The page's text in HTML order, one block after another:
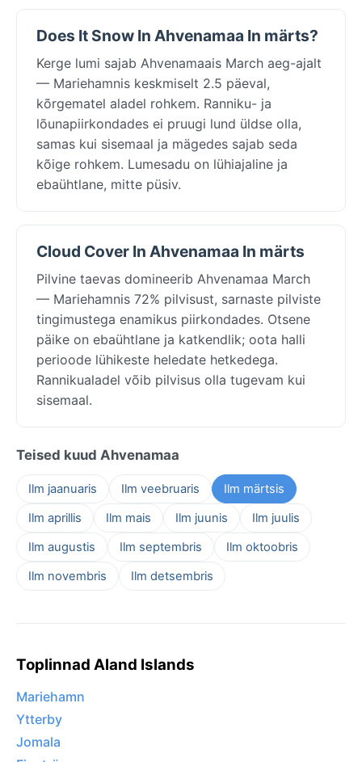
Does It Snow In Ahvenamaa In märts?
Kerge lumi sajab Ahvenamaais March aeg-ajalt
— Mariehamnis keskmiselt 2.5 päeval,
kõrgematel aladel rohkem. Ranniku- ja
lõunapiirkondades ei pruugi lund üldse olla,
samas kui sisemaal ja mägedes sajab seda
kõige rohkem. Lumesadu on lühiajaline ja
ebaühtlane, mitte püsiv.
Cloud Cover In Ahvenamaa In märts
Pilvine taevas domineerib Ahvenamaa March
— Mariehamnis 72% pilvisust, sarnaste pilviste
tingimustega enamikus piirkondades. Otsene
päike on ebaühtlane ja katkendlik; oota halli
perioode lühikeste heledate hetkedega.
Rannikualadel võib pilvisus olla tugevam kui
sisemaal.
Teised kuud Ahvenamaa
Ilm jaanuaris Ilm veebruaris
Ilm märtsis
Ilm aprillis
Ilm mais Ilm juunis
Ilm juulis
Ilm augustis
Ilm septembris
Ilm oktoobris
Ilm novembris
Ilm detsembris
Toplinnad Aland Islands
Mariehamn
Ytterby
Jomala